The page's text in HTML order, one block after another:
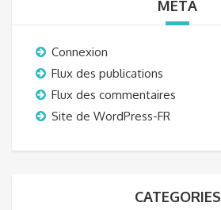
META
Connexion
Flux des publications
Flux des commentaires
Site de WordPress-FR
CATEGORIES